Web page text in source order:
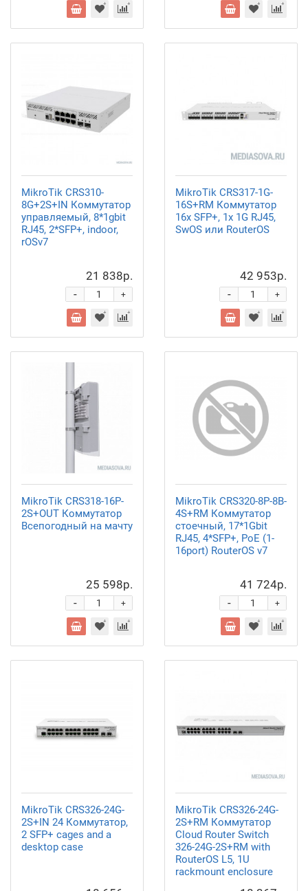
MikroTik CRS310-
8G+2S+IN Коммутатор
управляемый, 8*1gbit
RJ45, 2*SFP+, indoor,
rOSv7
21 838р.
+
-
MikroTik CRS317-1G-
16S+RM Коммутатор
16х SFP+, 1х 1G RJ45,
SwOS или RouterOS
42 953р.
+
-
MikroTik CRS318-16P-
2S+OUT Коммутатор
Всепогодный на мачту
25 598р.
+
-
MikroTik CRS320-8P-8B-
4S+RM Коммутатор
стоечный, 17*1Gbit
RJ45, 4*SFP+, PoE (1-
16port) RouterOS v7
41 724р.
+
-
MikroTik CRS326-24G-
2S+IN 24 Коммутатор,
2 SFP+ cages and a
desktop case
MikroTik CRS326-24G-
2S+RM Коммутатор
Cloud Router Switch
326-24G-2S+RM with
RouterOS L5, 1U
rackmount enclosure